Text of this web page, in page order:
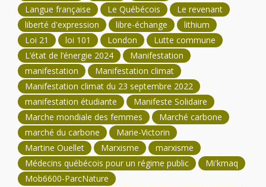
Langue française
Le Québécois
Le revenant
liberté d'expression
libre-échange
lithium
Loi 21
loi 101 London
Lutte commune
L’état de l’énergie 2024
Manifestation
manifestation
Manifestation climat
Manifestation climat du 23 septembre 2022
manifestation étudiante
Manifeste Solidaire
Marche mondiale des femmes
Marché carbone
marché du carbone
Marie-Victorin
Martine Ouellet
Marxisme
marxisme
Médecins québécois pour un régime public
Mi'kmaq
Mob6600-ParcNature